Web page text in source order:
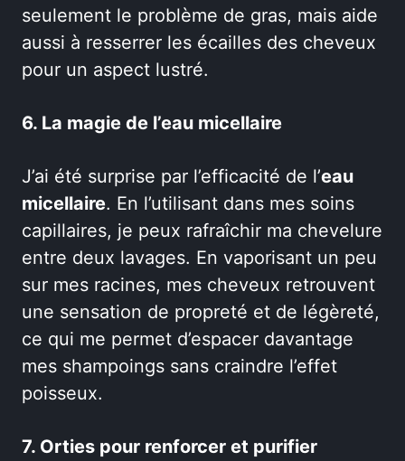
seulement le problème de gras, mais aide
aussi à resserrer les écailles des cheveux
pour un aspect lustré.
6. La magie de l’eau micellaire
J’ai été surprise par l’efficacité de l’eau
micellaire. En l’utilisant dans mes soins
capillaires, je peux rafraîchir ma chevelure
entre deux lavages. En vaporisant un peu
sur mes racines, mes cheveux retrouvent
une sensation de propreté et de légèreté,
ce qui me permet d’espacer davantage
mes shampoings sans craindre l’effet
poisseux.
7. Orties pour renforcer et purifier